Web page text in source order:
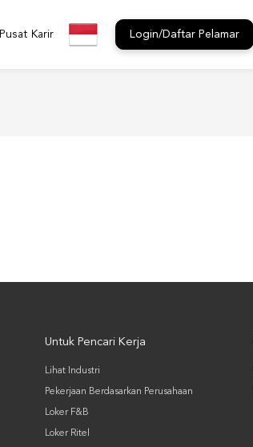
Pusat Karir Login/Daftar Pelamar
Untuk Pencari Kerja
Lihat Industri
Pekerjaan Berdasarkan Perusahaan
Loker F&B
Loker Ritel